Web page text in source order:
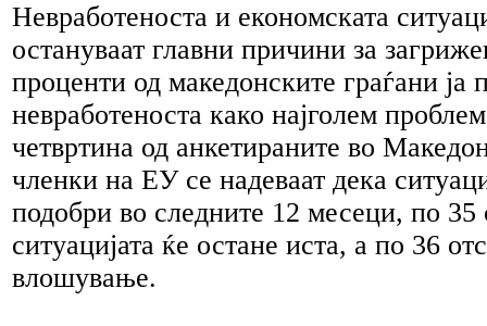
Невработеноста и економската
остануваат главни причини за
проценти од македонските граѓани ја
невработеноста како најголем
четвртина од анкетираните во
членки на ЕУ се надеваат дека
подобри во следните 12 месеци, по 35
ситуацијата ќе остане иста, а по 36
влошување.